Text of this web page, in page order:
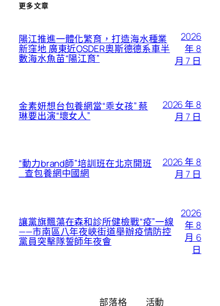
更多文章
陽江推進一體化繁育，打造海水種業
新窪地 廣東近OSDER奧斯德德系車半
數海水魚苗“陽江育”
2026
年 8
月 7 日
金素妍想台包養網當“乖女孩” 蔡
琳要出演“壞女人”
2026 年 8
月 7 日
“動力brand師”培訓班在北京開班
_查包養網中國網
2026 年 8
月 7 日
讓黨旗飄蕩在森和診所健檢戰“疫”一線
——市南區八年夜峽街道舉辦疫情防控
黨員突擊隊誓師年夜會
2026
年 8
月 6
日
部落格 活動